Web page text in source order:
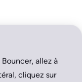
allez à
cliquez sur